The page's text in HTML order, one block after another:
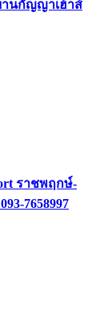
านกัญญาเฮ้าส์
ราชพฤกษ์-
7658997